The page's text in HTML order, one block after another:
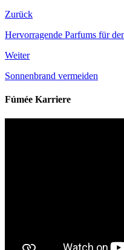
Zurück
Hervorragende Parfums für
Weiter
Sonnenbrand vermeiden
Fúmée Karriere